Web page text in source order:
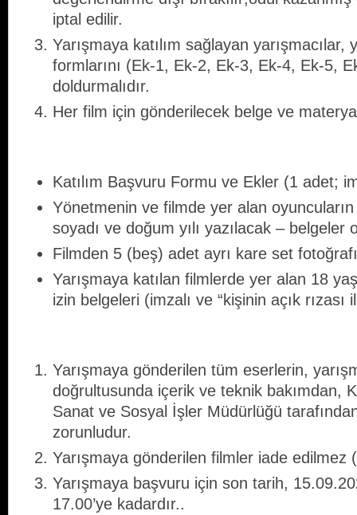
iptal edilir.
Yarışmaya katılım sağlayan yarışmacılar,
formlarını (Ek-1, Ek-2, Ek-3, Ek-4, Ek-5,
doldurmalıdır.
Her film için gönderilecek belge ve
Katılım Başvuru Formu ve Ekler (1 adet;
Yönetmenin ve filmde yer alan oyuncuların
soyadı ve doğum yılı yazılacak – belgeler
Filmden 5 (beş) adet ayrı kare set
Yarışmaya katılan filmlerde yer alan 18
izin belgeleri (imzalı ve “kişinin açık rızası
Yarışmaya gönderilen tüm eserlerin,
doğrultusunda içerik ve teknik bakımdan,
Sanat ve Sosyal İşler Müdürlüğü
zorunludur.
Yarışmaya gönderilen filmler iade edilmez
Yarışmaya başvuru için son tarih,
17.00’ye kadardır..